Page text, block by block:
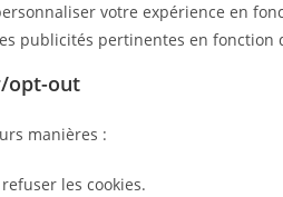
votre expérience en
publicités pertinentes en fonction
opt-out
manières :
les cookies.